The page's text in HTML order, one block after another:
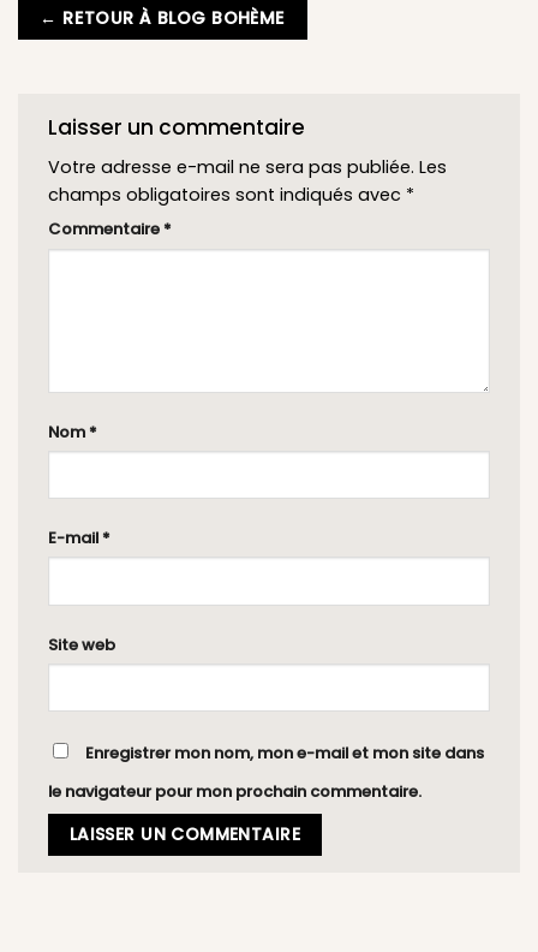
← RETOUR À BLOG BOHÈME
Laisser un commentaire
Votre adresse e-mail ne sera pas publiée. Les
champs obligatoires sont indiqués avec *
Commentaire *
Nom *
E-mail *
Site web
Enregistrer mon nom, mon e-mail et mon site dans
le navigateur pour mon prochain commentaire.